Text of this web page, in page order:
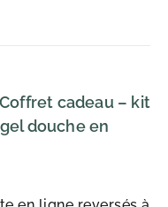
cadeau – kit
douche en